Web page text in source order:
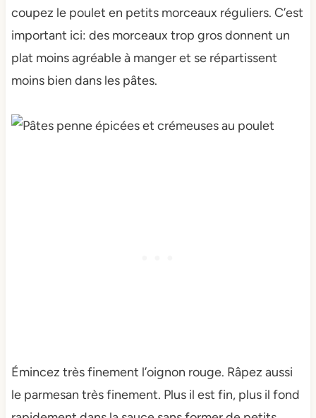
coupez le poulet en petits morceaux réguliers. C’est
important ici: des morceaux trop gros donnent un
plat moins agréable à manger et se répartissent
moins bien dans les pâtes.
Émincez très finement l’oignon rouge. Râpez aussi
le parmesan très finement. Plus il est fin, plus il fond